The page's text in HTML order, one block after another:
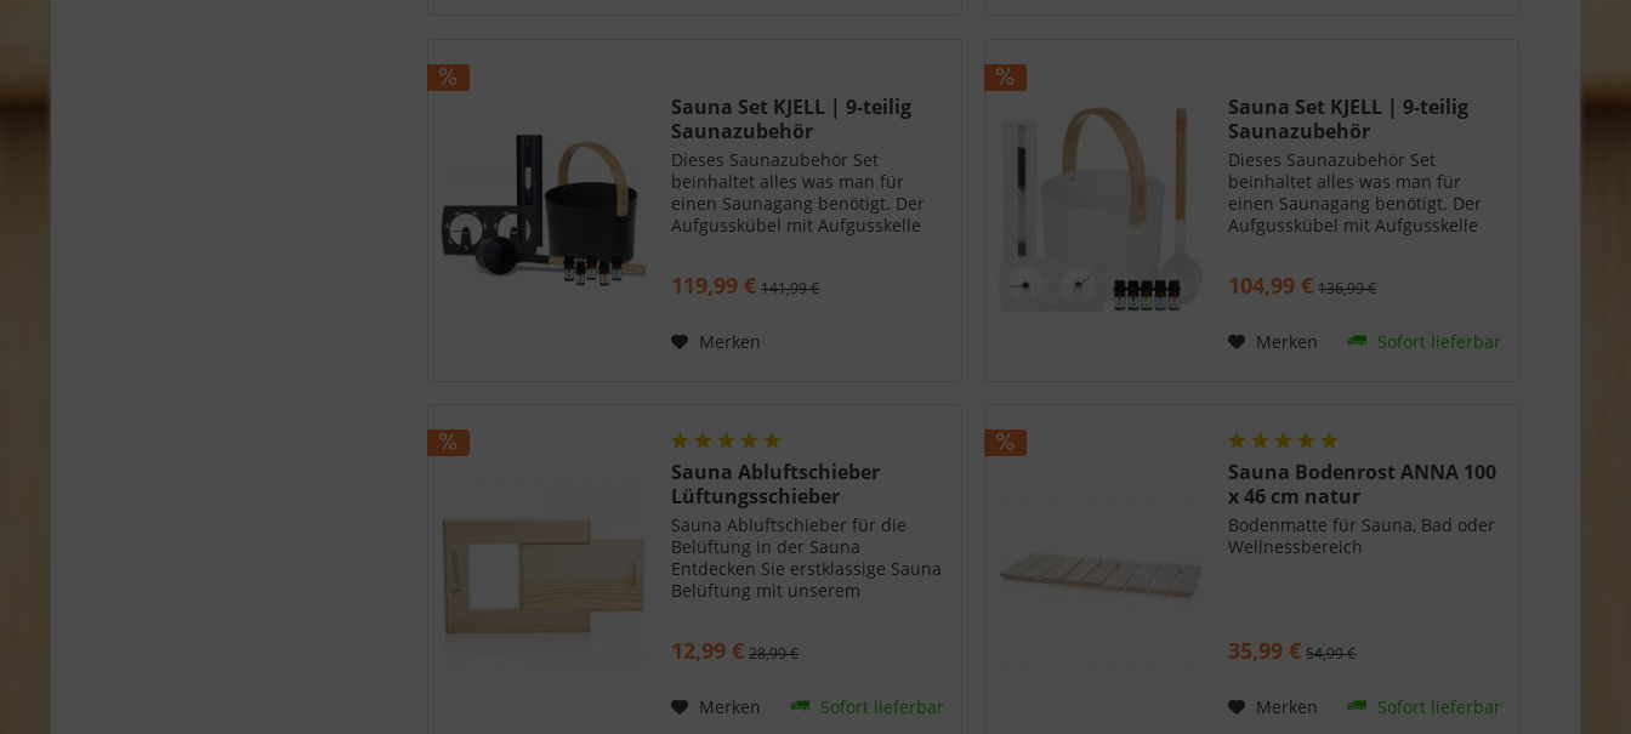
Sauna Set KJELL | 9-teilig
Saunazubehör
Dieses Saunazubehör Set
beinhaltet alles was man für
einen Saunagang benötigt. Der
Aufgusskübel mit Aufgusskelle
Saunaklimas gehören Hygrometer
Lieferumfang sowie auch 5
Duftkonzentrate und eine
119,99 € 141,99 €
Merken
Sauna Set KJELL | 9-teilig
Saunazubehör
Dieses Saunazubehör Set
beinhaltet alles was man für
einen Saunagang benötigt. Der
Aufgusskübel mit Aufgusskelle
Saunaklimas gehören Hygrometer
Lieferumfang sowie auch 5
Duftkonzentrate und eine
104,99 € 136,99 €
Merken Sofort lieferbar
Sauna Abluftschieber
Lüftungsschieber
Sauna Abluftschieber für die
Belüftung in der Sauna
Entdecken Sie erstklassige Sauna
Belüftung mit unserem
Nadelholz. Optimieren Sie Ihre
Luftzirkulation. Unser...
12,99 € 28,99 €
Merken Sofort lieferbar
Sauna Bodenrost ANNA 100
x 46 cm natur
Bodenmatte für Sauna, Bad oder
Wellnessbereich
35,99 € 54,99 €
Merken Sofort lieferbar